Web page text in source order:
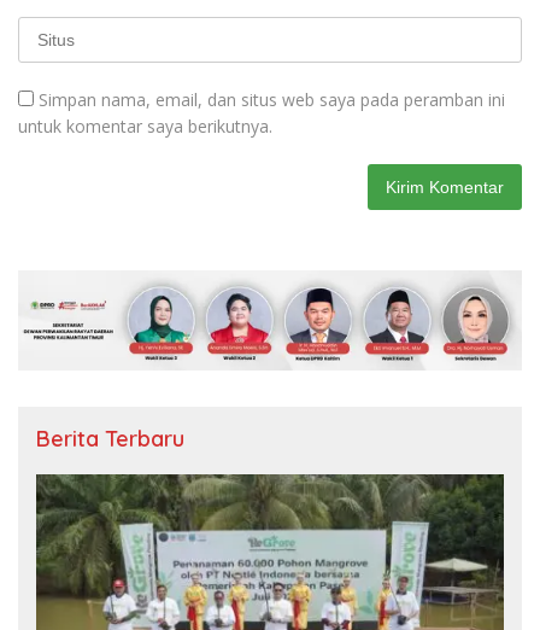
Simpan nama, email, dan situs web saya pada peramban ini
untuk komentar saya berikutnya.
Berita Terbaru